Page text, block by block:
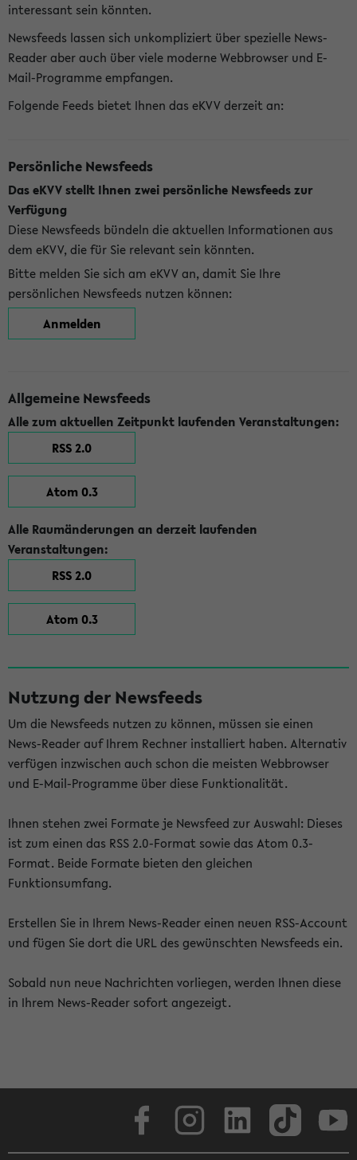
interessant sein könnten.
Newsfeeds lassen sich unkompliziert über spezielle News-
Reader aber auch über viele moderne Webbrowser und E-
Mail-Programme empfangen.
Folgende Feeds bietet Ihnen das eKVV derzeit an:
Persönliche Newsfeeds
Das eKVV stellt Ihnen zwei persönliche Newsfeeds zur
Verfügung
Diese Newsfeeds bündeln die aktuellen Informationen aus
dem eKVV, die für Sie relevant sein könnten.
Bitte melden Sie sich am eKVV an, damit Sie Ihre
persönlichen Newsfeeds nutzen können:
Anmelden
Allgemeine Newsfeeds
Alle zum aktuellen Zeitpunkt laufenden Veranstaltungen:
RSS 2.0
Atom 0.3
Alle Raumänderungen an derzeit laufenden
Veranstaltungen:
RSS 2.0
Atom 0.3
Nutzung der Newsfeeds
Um die Newsfeeds nutzen zu können, müssen sie einen
News-Reader auf Ihrem Rechner installiert haben. Alternativ
verfügen inzwischen auch schon die meisten Webbrowser
und E-Mail-Programme über diese Funktionalität.
Ihnen stehen zwei Formate je Newsfeed zur Auswahl: Dieses
ist zum einen das RSS 2.0-Format sowie das Atom 0.3-
Format. Beide Formate bieten den gleichen
Funktionsumfang.
Erstellen Sie in Ihrem News-Reader einen neuen RSS-Account
und fügen Sie dort die URL des gewünschten Newsfeeds ein.
Sobald nun neue Nachrichten vorliegen, werden Ihnen diese
in Ihrem News-Reader sofort angezeigt.